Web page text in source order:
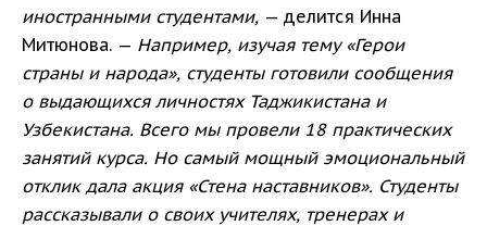
иностранными студентами, — делится Инна
Митюнова. — Например, изучая тему «Герои
страны и народа», студенты готовили сообщения
о выдающихся личностях Таджикистана и
Узбекистана. Всего мы провели 18 практических
занятий курса. Но самый мощный эмоциональный
отклик дала акция «Стена наставников». Студенты
рассказывали о своих учителях, тренерах и